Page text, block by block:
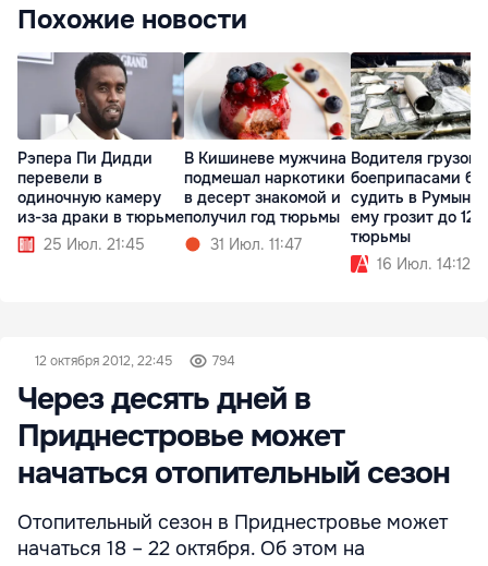
Похожие новости
Рэпера Пи Дидди
перевели в
одиночную камеру
из-за драки в тюрьме
25 Июл. 21:45
В Кишиневе мужчина
подмешал наркотики
в десерт знакомой и
получил год тюрьмы
31 Июл. 11:47
Водителя
боеприпасами
судить в
ему грозит до 12
тюрьмы
16 Июл. 14:12
12 октября 2012, 22:45 794
Через десять дней в
Приднестровье может
начаться отопительный сезон
Отопительный сезон в Приднестровье может
начаться 18 – 22 октября. Oб этом на